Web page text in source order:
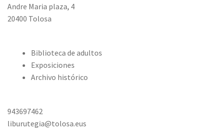
Andre Maria plaza, 4
20400 Tolosa
Biblioteca de adultos
Exposiciones
Archivo histórico
943697462
liburutegia@tolosa.eus